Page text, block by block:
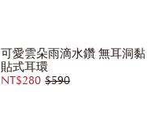
可愛雲朵雨滴水鑽 無耳洞黏
貼式耳環
NT$280 $590